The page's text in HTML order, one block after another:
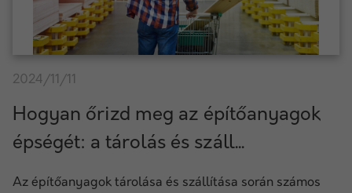
2024/11/11
Hogyan őrizd meg az építőanyagok
épségét: a tárolás és száll...
Az építőanyagok tárolása és szállítása során számos